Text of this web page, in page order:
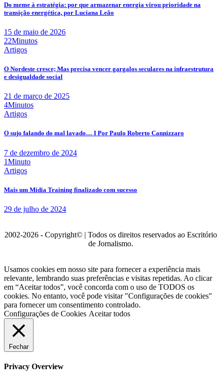
Do meme à estratégia: por que armazenar energia virou prioridade na
transição energética, por Luciana Leão
15 de maio de 2026
22Minutos
Artigos
O Nordeste cresce; Mas precisa vencer gargalos seculares na infraestrutura
e desigualdade social
21 de março de 2025
4Minutos
Artigos
O sujo falando do mal lavado… I Por Paulo Roberto Cannizzaro
7 de dezembro de 2024
1Minuto
Artigos
Mais um Mídia Training finalizado com sucesso
29 de julho de 2024
2002-2026 - Copyright© | Todos os direitos reservados ao Escritório
de Jornalismo.
Usamos cookies em nosso site para fornecer a experiência mais
relevante, lembrando suas preferências e visitas repetidas. Ao clicar
em “Aceitar todos”, você concorda com o uso de TODOS os
cookies. No entanto, você pode visitar "Configurações de cookies"
para fornecer um consentimento controlado.
Configurações de Cookies Aceitar todos
Fechar
Privacy Overview